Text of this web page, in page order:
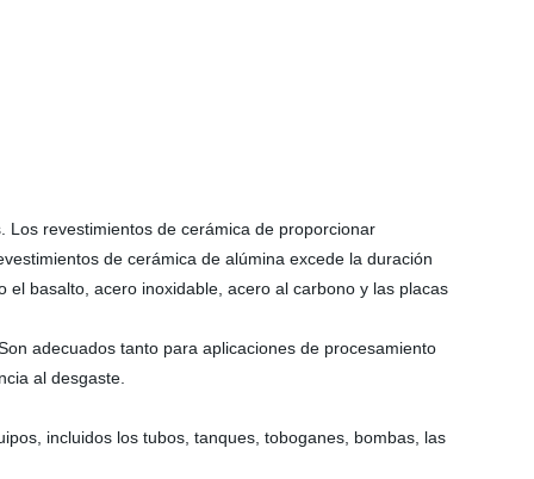
revestimientos de cerámica de proporcionar
de cerámica de alúmina excede la duración
basalto, acero inoxidable, acero al carbono y las placas
adecuados tanto para aplicaciones de procesamiento
al desgaste.
incluidos los tubos, tanques, toboganes, bombas, las